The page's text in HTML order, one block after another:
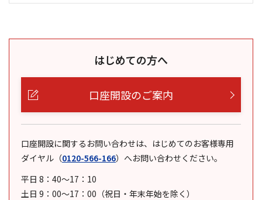
はじめての方へ
口座開設のご案内
口座開設に関するお問い合わせは、はじめてのお客様専用
ダイヤル （0120-566-166） へお問い合わせください。
平日 8：40～17：10
土日 9：00～17：00（祝日・年末年始を除く）